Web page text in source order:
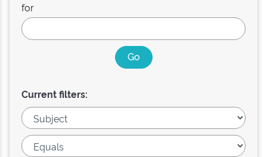
for
Current filters: